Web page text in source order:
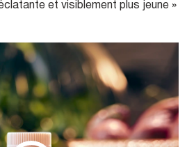
et visiblement plus jeune »